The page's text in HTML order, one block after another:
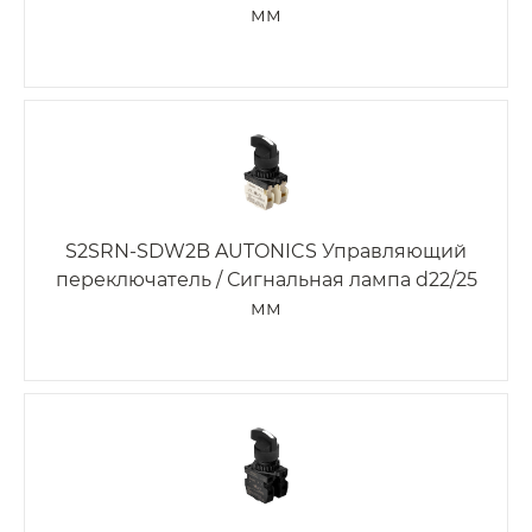
мм
S2SRN-SDW2B AUTONICS Управляющий
переключатель / Сигнальная лампа d22/25
мм